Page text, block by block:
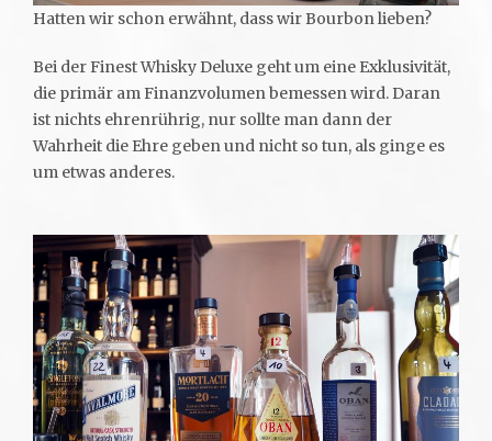
Hatten wir schon erwähnt, dass wir Bourbon lieben?
Bei der Finest Whisky Deluxe geht um eine Exklusivität,
die primär am Finanzvolumen bemessen wird. Daran
ist nichts ehrenrührig, nur sollte man dann der
Wahrheit die Ehre geben und nicht so tun, als ginge es
um etwas anderes.